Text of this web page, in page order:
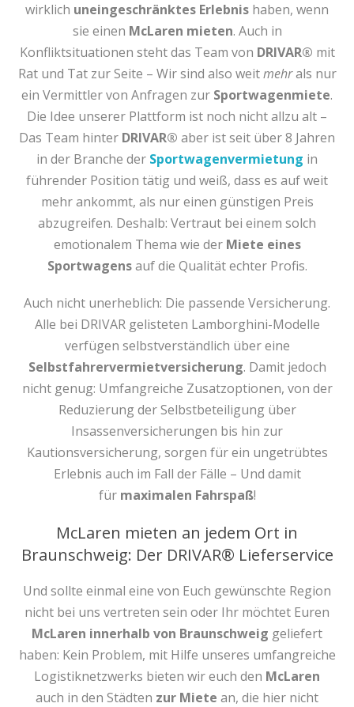
wirklich uneingeschränktes Erlebnis haben, wenn
sie einen McLaren mieten. Auch in
Konfliktsituationen steht das Team von DRIVAR® mit
Rat und Tat zur Seite – Wir sind also weitmehrals nur
ein Vermittler von Anfragen zur Sportwagenmiete.
Die Idee unserer Plattform ist noch nicht allzu alt –
Das Team hinter DRIVAR® aber ist seit über 8 Jahren
in der Branche der Sportwagenvermietung in
führender Position tätig und weiß, dass es auf weit
mehr ankommt, als nur einen günstigen Preis
abzugreifen. Deshalb: Vertraut bei einem solch
emotionalem Thema wie der Miete eines
Sportwagensauf die Qualität echter Profis.
Auch nicht unerheblich: Die passende Versicherung.
Alle bei DRIVAR gelisteten Lamborghini-Modelle
verfügen selbstverständlich über eine
Selbstfahrervermietversicherung. Damit jedoch
nicht genug: Umfangreiche Zusatzoptionen, von der
Reduzierung der Selbstbeteiligung über
Insassenversicherungen bis hin zur
Kautionsversicherung, sorgen für ein ungetrübtes
Erlebnis auch im Fall der Fälle – Und damit
für maximalen Fahrspaß!
McLaren mieten an jedem Ort in
Braunschweig: Der DRIVAR® Lieferservice
Und sollte einmal eine von Euch gewünschte Region
nicht bei uns vertreten sein oder Ihr möchtet Euren
McLaren innerhalb von Braunschweig geliefert
haben: Kein Problem, mit Hilfe unseres umfangreiche
Logistiknetzwerks bieten wir euch den McLaren
auch in den Städten zur Miete an, die hier nicht